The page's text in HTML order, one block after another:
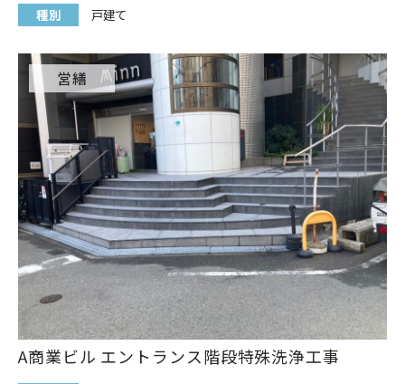
種別 戸建て
営繕
A商業ビル エントランス階段特殊洗浄工事